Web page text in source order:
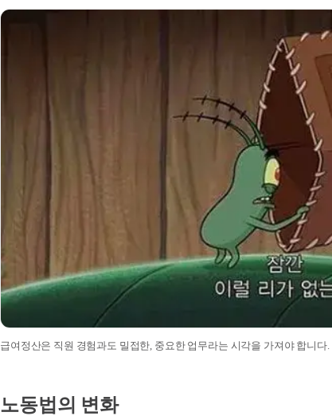
급여정산은 직원 경험과도 밀접한, 중요한 업무라는 시각을 가져야 합니다.
노동법의 변화